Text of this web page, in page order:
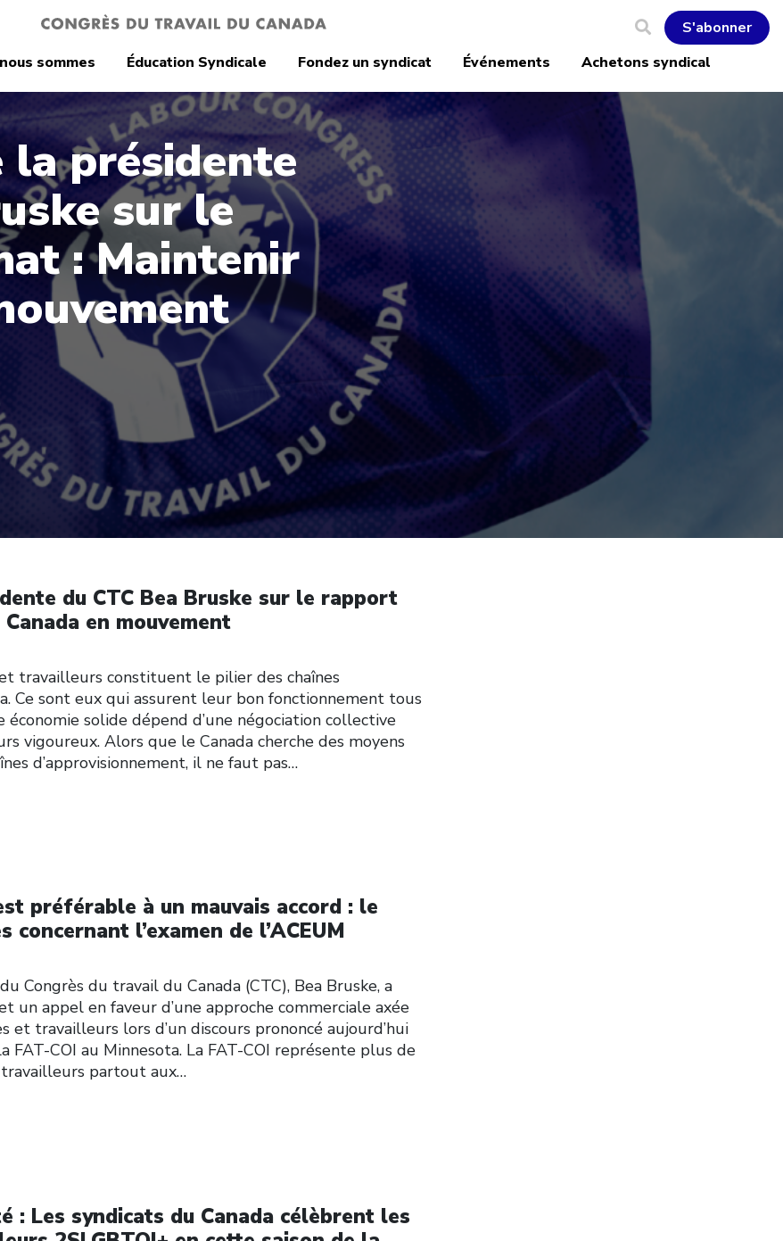
S'abonner
sommes Éducation Syndicale Fondez un syndicat Événements Achetons syndical
la présidente
sur le
: Maintenir
du CTC Bea Bruske sur le rapport
en mouvement
travailleurs constituent le pilier des chaînes
Ce sont eux qui assurent leur bon fonctionnement tous
économie solide dépend d’une négociation collective
vigoureux. Alors que le Canada cherche des moyens
d’approvisionnement, il ne faut pas…
préférable à un mauvais accord : le
l’examen de l’ACEUM
Congrès du travail du Canada (CTC), Bea Bruske, a
un appel en faveur d’une approche commerciale axée
et travailleurs lors d’un discours prononcé aujourd’hui
COI au Minnesota. La FAT-COI représente plus de
partout aux…
: Les syndicats du Canada célèbrent les